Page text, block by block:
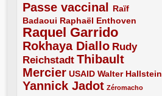
Passe vaccinal
4/5
Raïf
Badaoui
2/5 Raphaël Enthoven
2/5
Raquel Garrido
5/5
Rokhaya Diallo
4/5
Rudy
Reichstadt
3/5
Thibault
Mercier
4/5 USAID
2/5 Walter Hallstein
2/5
Yannick Jadot
4/5 Zéromacho
1/5